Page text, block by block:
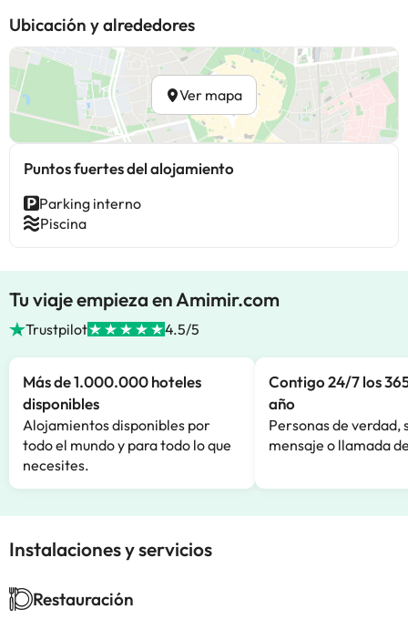
Ubicación y alrededores
Ver mapa
Puntos fuertes del alojamiento
Parking interno
Piscina
Tu viaje empieza en Amimir.com
Trustpilot 4.5/5
Más de 1.000.000 hoteles
disponibles
Alojamientos disponibles por
todo el mundo y para todo lo que
necesites.
Contigo 24/7 los
año
Personas de verdad,
mensaje o llamada
Instalaciones y servicios
Restauración